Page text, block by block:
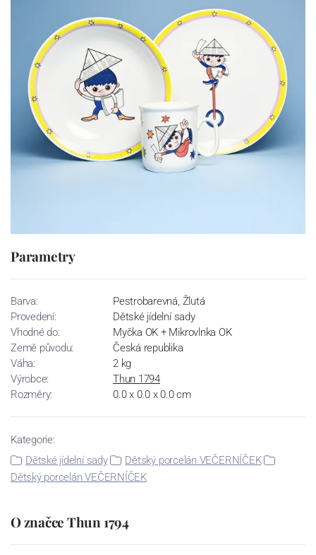
Parametry
Barva:
Pestrobarevná, Žlutá
Provedení:
Dětské jídelní sady
Vhodné do:
Myčka OK + Mikrovlnka OK
Země původu:
Česká republika
Váha:
2 kg
Výrobce:
Thun 1794
Rozměry:
0.0 x 0.0 x 0.0 cm
Kategorie:
Dětské jídelní sady
Dětský porcelán VEČERNÍČEK
Dětský porcelán VEČERNÍČEK
O značce Thun 1794